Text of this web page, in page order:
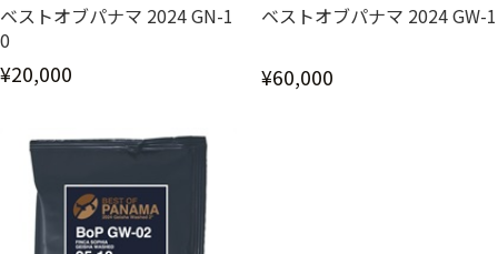
ベストオブパナマ 2024 GN-1
0
¥20,000
ベストオブパナマ 2024 GW-1
¥60,000